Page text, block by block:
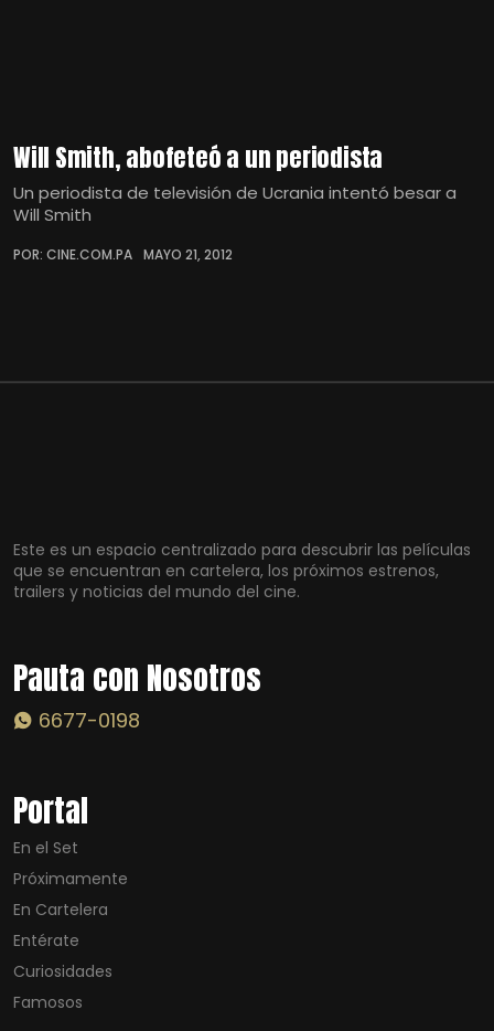
Will Smith, abofeteó a un periodista
Un periodista de televisión de Ucrania intentó besar a
Will Smith
POR: CINE.COM.PA MAYO 21, 2012
Este es un espacio centralizado para descubrir las películas
que se encuentran en cartelera, los próximos estrenos,
trailers y noticias del mundo del cine.
Pauta con Nosotros
6677-0198
Portal
En el Set
Próximamente
En Cartelera
Entérate
Curiosidades
Famosos